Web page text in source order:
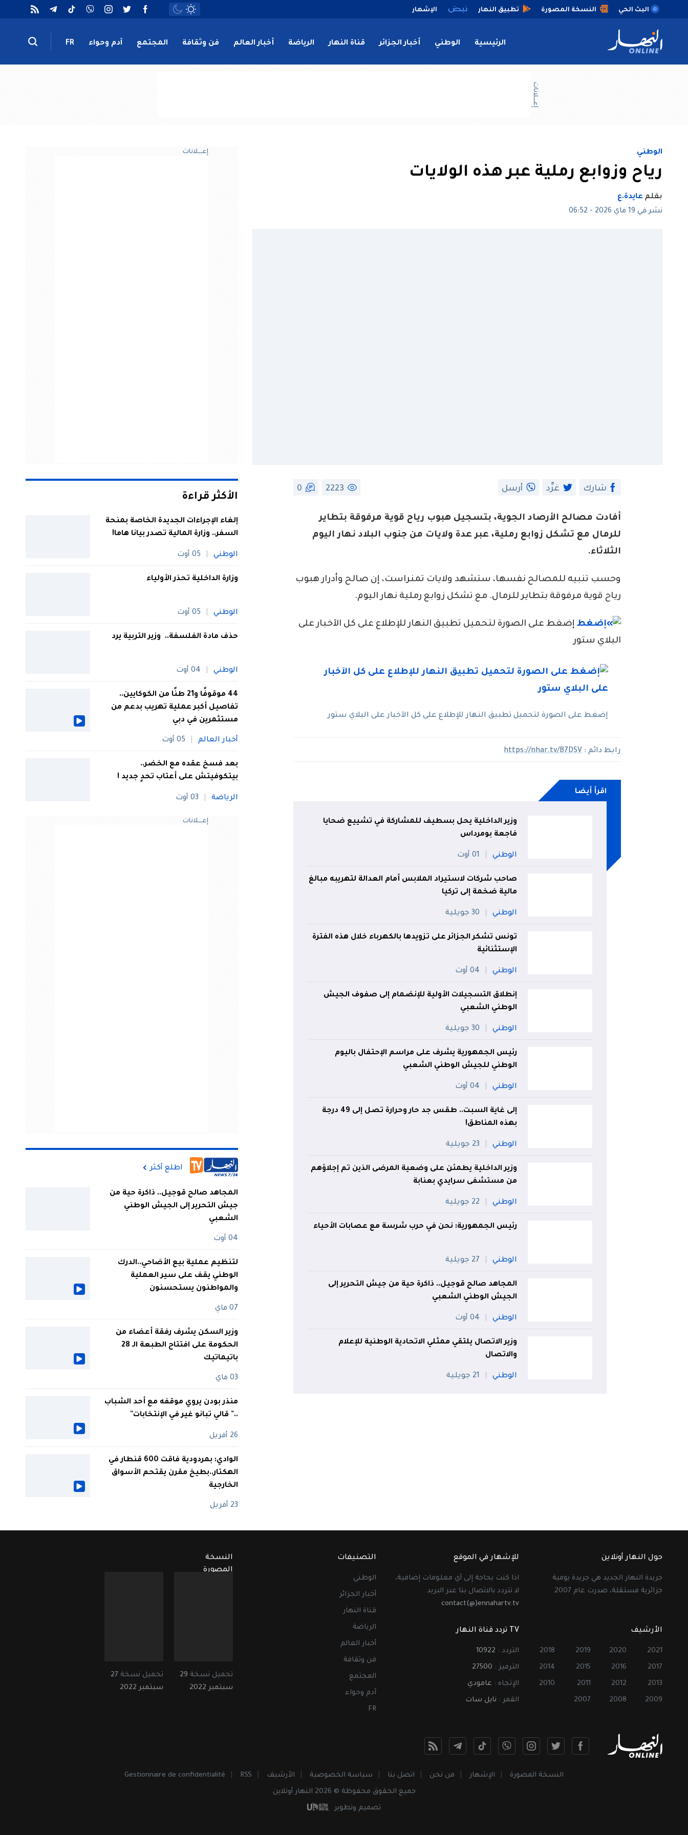
البث الحي النسخة المصورة تطبيق النهار الإشهار
الرئيسية الوطني أخبار الجزائر قناة النهار الرياضة أخبار العالم فن وثقافة المجتمع آدم وحواء FR
إعــــلانات
الوطني
رياح وزوابع رملية عبر هذه الولايات
بقلم عايدة.ع
نشر في 19 ماي 2026 - 06:52
شارك غرِّد أرسل 2223
0
أفادت مصالح الأرصاد الجوية، بتسجيل هبوب رياح قوية مرفوقة بتطاير
للرمال مع تشكل زوابع رملية، عبر عدة ولايات من جنوب البلاد نهار اليوم
الثلاثاء.
وحسب تنبيه للمصالح نفسها، ستشهد ولايات تمنراست، إن صالح وأدرار هبوب
رياح قوية مرفوقة بتطاير للرمال. مع تشكل زوابع رملية نهار اليوم.
إضغط على الصورة لتحميل تطبيق النهار للإطلاع على كل الآخبار على
البلاي ستور
إضغط على الصورة لتحميل تطبيق النهار للإطلاع على كل الآخبار على البلاي ستور
رابط دائم :https://nhar.tv/B7DSV
اقرأ أيضا
وزير الداخلية يحل بسطيف للمشاركة في تشييع ضحايا
فاجعة بومرداس
الوطني 01 أوت
صاحب شركات لاستيراد الملابس أمام العدالة لتهريبه مبالغ
مالية ضخمة إلى تركيا
الوطني 30 جويلية
تونس تشكر الجزائر على تزويدها بالكهرباء خلال هذه الفترة
الإستثنائية
الوطني 04 أوت
إنطلاق التسجيلات الأولية للإنضمام إلى صفوف الجيش
الوطني الشعبي
الوطني 30 جويلية
رئيس الجمهورية يشرف على مراسم الإحتفال باليوم
الوطني للجيش الوطني الشعبي
الوطني 04 أوت
إلى غاية السبت.. طقس جد حار وحرارة تصل إلى 49 درجة
بهذه المناطق!
الوطني 23 جويلية
وزير الداخلية يطمئن على وضعية المرضى الذين تم إجلاؤهم
من مستشفى سرايدي بعنابة
الوطني 22 جويلية
رئيس الجمهورية: نحن في حرب شرسة مع عصابات الأحياء
الوطني 27 جويلية
المجاهد صالح قوجيل.. ذاكرة حية من جيش التحرير إلى
الجيش الوطني الشعبي
الوطني 04 أوت
وزير الاتصال يلتقي ممثلي الاتحادية الوطنية للإعلام
والاتصال
الوطني 21 جويلية
إعــــلانات
الأكثر قراءة
إلغاء الإجراءات الجديدة الخاصة بمنحة
السفر.. وزارة المالية تصدر بيانا هاما!
الوطني 05 أوت
وزارة الداخلية تحذر الأولياء
الوطني 05 أوت
حذف مادة الفلسفة.. وزير التربية يرد
الوطني 04 أوت
44 موقوفًا و21 طنًا من الكوكايين..
تفاصيل أكبر عملية تهريب بدعم من
مستثمرين في دبي
أخبار العالم 05 أوت
بعد فسخ عقده مع الخضر..
بيتكوفيتش على أعتاب تحدٍ جديد !
الرياضة 03 أوت
إعــــلانات
اطلع أكثر
المجاهد صالح قوجيل.. ذاكرة حية من
جيش التحرير إلى الجيش الوطني
الشعبي
04 أوت
لتنظيم عملية بيع الأضاحي..الدرك
الوطني يقف على سير العملية
والمواطنون يستحسنون
07 ماي
وزير السكن يشرف رفقة أعضاء من
الحكومة على افتتاح الطبعة الـ 28
باتيماتيك
03 ماي
منذر بودن يروي موقفه مع أحد الشباب
.." قالي تبانو غير في الإنتخابات"
26 أفريل
الوادي: بمردودية فاقت 600 قنطار في
الهكتار..بطيخ مقرن يقتحم الأسواق
الخارجية
23 أفريل
حول النهار أونلاين
جريدة النهار الجديد هي جريدة يومية
جزائرية مستقلة، صدرت عام 2007.
للإشهار في الموقع
اذا كنت بحاجة إلى أي معلومات إضافية،
لا تتردد بالاتصال بنا عبر البريد
contact(@)ennahartv.tv
الأرشيف
2021
2020
2019
2018
2017
2016
2015
2014
2013
2012
2011
2010
2009
2008
2007
TV تردد قناة النهار
التردد : 10922
الترميز : 27500
الإتجاه : عامودي
القمر : نايل سات
التصنيفات
الوطني
أخبار الجزائر
قناة النهار
الرياضة
أخبار العالم
فن وثقافة
المجتمع
آدم وحواء
FR
النسخة
المصورة
تحميل نسخة 29
سبتمبر 2022
تحميل نسخة 27
سبتمبر 2022
النسخة المصورة الإشهار من نحن اتصل بنا سياسة الخصوصية الأرشيف RSS
Gestionnaire de confidentialité
جميع الحقوق محفوظة © 2026 النهار أونلاين
تصميم وتطوير